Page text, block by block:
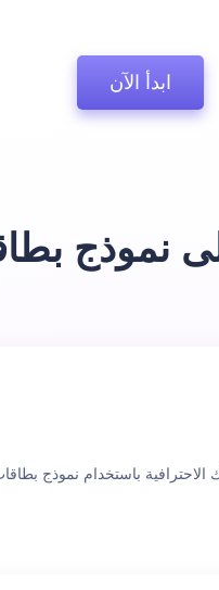
ابدأ الآن
نموذج
باستخدام نموذج